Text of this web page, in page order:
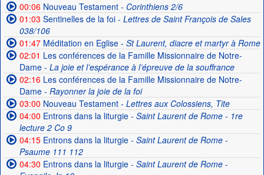
00:06Nouveau Testament- Corinthiens 2/6
01:03 Sentinelles de la foi- Lettres de Saint François de Sales
038/106
01:47Méditation en Eglise- St Laurent, diacre et martyr à Rome
02:01 Les conférences de la Famille Missionnaire de Notre-
Dame- La joie et l’espérance à l’épreuve de la souffrance
02:16Les conférences de la Famille Missionnaire de Notre-
Dame- Rayonner la joie de la foi
03:00 Nouveau Testament- Lettres aux Colossiens, Tite
04:00 Entrons dans la liturgie- Saint Laurent de Rome - 1re
lecture 2 Co 9
04:15Entrons dans la liturgie- Saint Laurent de Rome -
Psaume 111 112
04:30 Entrons dans la liturgie- Saint Laurent de Rome -